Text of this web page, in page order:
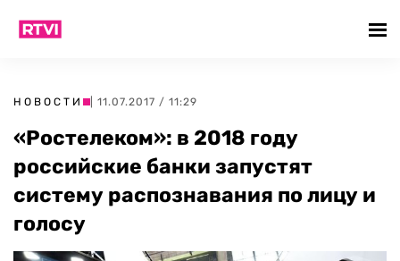
НОВОСТИ | 11.07.2017 / 11:29
«Ростелеком»: в 2018 году
российские банки запустят
систему распознавания по лицу и
голосу